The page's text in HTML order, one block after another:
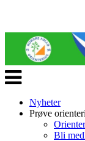
Veksle
navigasjon
Nyheter
Prøve
Bli